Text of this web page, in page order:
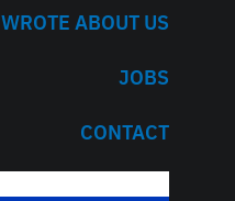
WROTE ABOUT US
JOBS
CONTACT